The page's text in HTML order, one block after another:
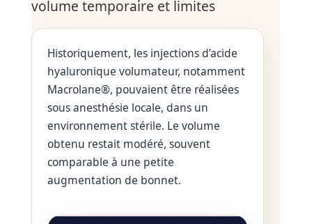
volume temporaire et limites
Historiquement, les injections d’acide
hyaluronique volumateur, notamment
Macrolane®, pouvaient être réalisées
sous anesthésie locale, dans un
environnement stérile. Le volume
obtenu restait modéré, souvent
comparable à une petite
augmentation de bonnet.